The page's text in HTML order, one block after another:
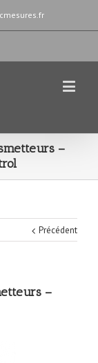
–
Précédent
–